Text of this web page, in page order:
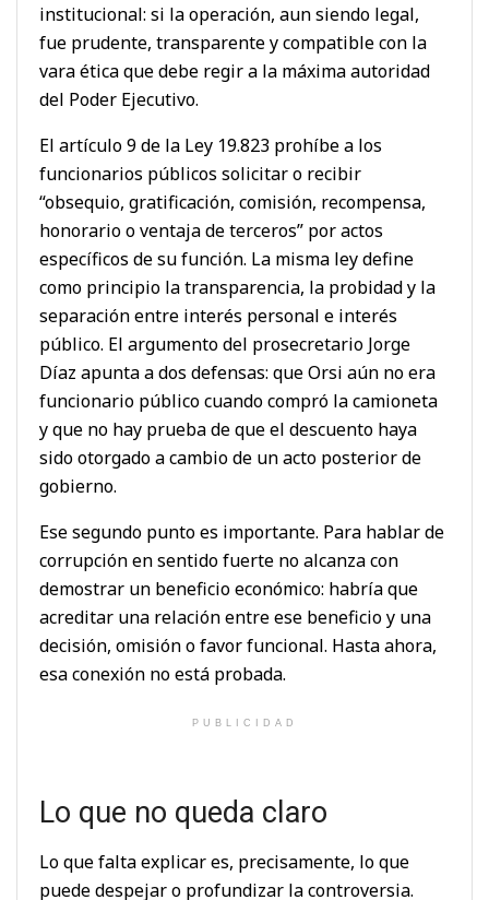
institucional: si la operación, aun siendo legal,
fue prudente, transparente y compatible con la
vara ética que debe regir a la máxima autoridad
del Poder Ejecutivo.
El artículo 9 de la Ley 19.823 prohíbe a los
funcionarios públicos solicitar o recibir
“obsequio, gratificación, comisión, recompensa,
honorario o ventaja de terceros” por actos
específicos de su función. La misma ley define
como principio la transparencia, la probidad y la
separación entre interés personal e interés
público. El argumento del prosecretario Jorge
Díaz apunta a dos defensas: que Orsi aún no era
funcionario público cuando compró la camioneta
y que no hay prueba de que el descuento haya
sido otorgado a cambio de un acto posterior de
gobierno.
Ese segundo punto es importante. Para hablar de
corrupción en sentido fuerte no alcanza con
demostrar un beneficio económico: habría que
acreditar una relación entre ese beneficio y una
decisión, omisión o favor funcional. Hasta ahora,
esa conexión no está probada.
PUBLICIDAD
Lo que no queda claro
Lo que falta explicar es, precisamente, lo que
puede despejar o profundizar la controversia.